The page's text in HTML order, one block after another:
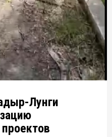
Лунги